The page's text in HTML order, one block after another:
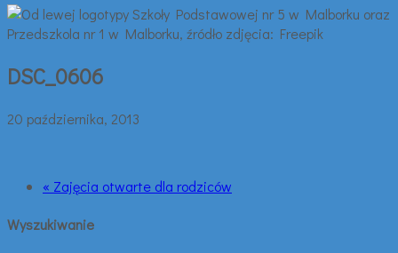
DSC_0606
20 października, 2013
« Zajęcia otwarte dla rodziców
Wyszukiwanie